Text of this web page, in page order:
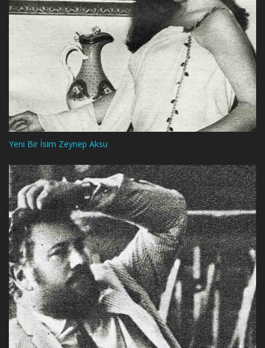
Yeni Bir İsim Zeynep Aksu